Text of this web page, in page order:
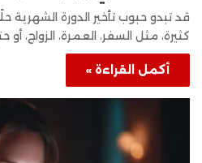
قد تبدو حبوب تأخير الدورة
كثيرة، مثل السفر، العمرة، الزواج،
أكمل القراءة »